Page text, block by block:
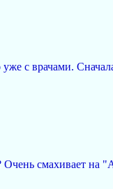
с врачами.
Очень смахивает на